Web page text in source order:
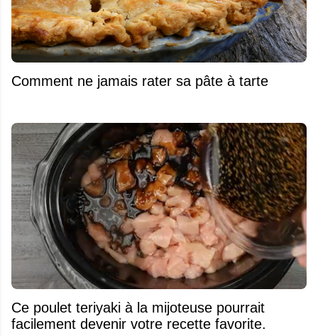
Comment ne jamais rater sa pâte à tarte
Ce poulet teriyaki à la mijoteuse pourrait
facilement devenir votre recette favorite.